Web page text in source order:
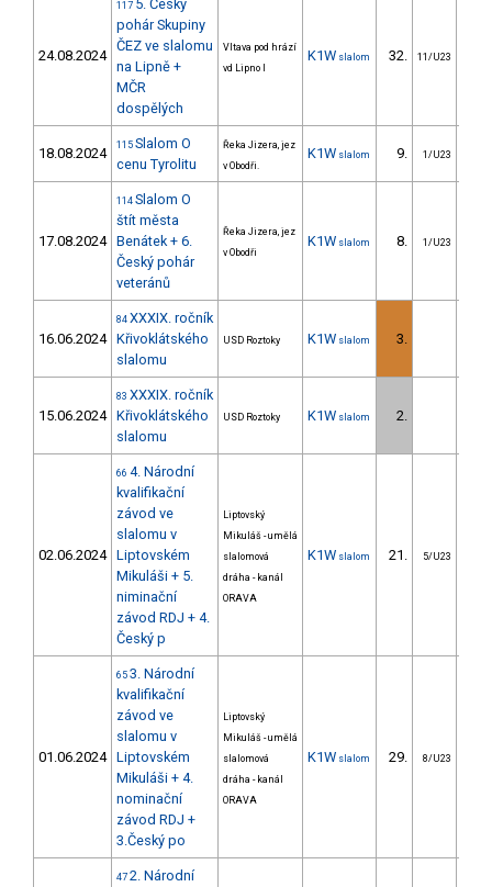
24.08.2024
117 5. Český
pohár Skupiny
ČEZ ve slalomu
na Lipně +
MČR
dospělých
Vltava pod hrází
vd Lipno I
K1W slalom 32. 11/U23
18.08.2024 115 Slalom O
cenu Tyrolitu
Řeka Jizera, jez
v Obodři.
K1W slalom 9. 1/U23
17.08.2024
114 Slalom O
štít města
Benátek + 6.
Český pohár
veteránů
Řeka Jizera, jez
v Obodři
K1W slalom 8. 1/U23
16.06.2024
84 XXXIX. ročník
Křivoklátského
slalomu
USD Roztoky K1W slalom 3.
15.06.2024
83 XXXIX. ročník
Křivoklátského
slalomu
USD Roztoky K1W slalom 2.
02.06.2024
66 4. Národní
kvalifikační
závod ve
slalomu v
Liptovském
Mikuláši + 5.
niminační
závod RDJ + 4.
Český p
Liptovský
Mikuláš - umělá
slalomová
dráha - kanál
ORAVA
K1W slalom 21. 5/U23
01.06.2024
65 3. Národní
kvalifikační
závod ve
slalomu v
Liptovském
Mikuláši + 4.
nominační
závod RDJ +
3.Český po
Liptovský
Mikuláš - umělá
slalomová
dráha - kanál
ORAVA
K1W slalom 29. 8/U23
47 2. Národní